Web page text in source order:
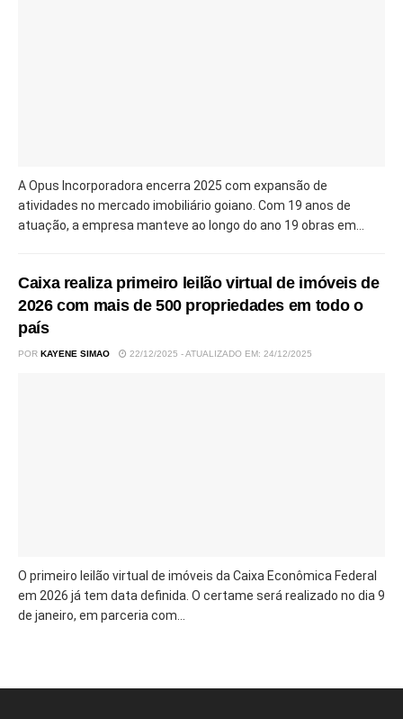
A Opus Incorporadora encerra 2025 com expansão de
atividades no mercado imobiliário goiano. Com 19 anos de
atuação, a empresa manteve ao longo do ano 19 obras em...
Caixa realiza primeiro leilão virtual de imóveis de
2026 com mais de 500 propriedades em todo o
país
POR KAYENE SIMAO 22/12/2025 - ATUALIZADO EM: 24/12/2025
O primeiro leilão virtual de imóveis da Caixa Econômica Federal
em 2026 já tem data definida. O certame será realizado no dia 9
de janeiro, em parceria com...